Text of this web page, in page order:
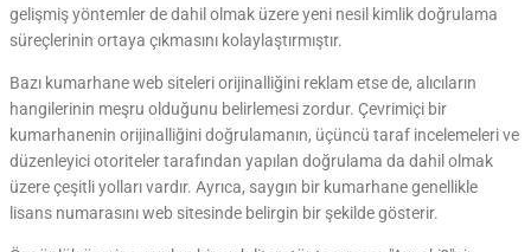
gelişmiş yöntemler de dahil olmak üzere yeni nesil kimlik doğrulama
süreçlerinin ortaya çıkmasını kolaylaştırmıştır.
Bazı kumarhane web siteleri orijinalliğini reklam etse de, alıcıların
hangilerinin meşru olduğunu belirlemesi zordur. Çevrimiçi bir
kumarhanenin orijinalliğini doğrulamanın, üçüncü taraf incelemeleri ve
düzenleyici otoriteler tarafından yapılan doğrulama da dahil olmak
üzere çeşitli yolları vardır. Ayrıca, saygın bir kumarhane genellikle
lisans numarasını web sitesinde belirgin bir şekilde gösterir.